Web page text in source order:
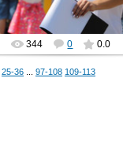
344 0 0.0
25-36 97-108 109-113